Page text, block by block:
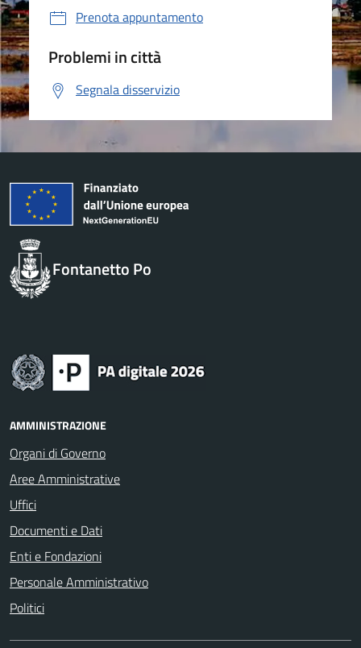
Prenota appuntamento
Problemi in città
Segnala disservizio
Fontanetto Po
AMMINISTRAZIONE
Organi di Governo
Aree Amministrative
Uffici
Documenti e Dati
Enti e Fondazioni
Personale Amministrativo
Politici